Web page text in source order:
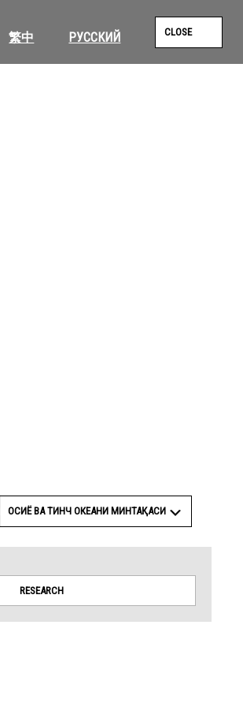
繁中 РУССКИЙ CLOSE
ОСИЁ ВА ТИНЧ ОКЕАНИ МИНТАҚАСИ
RESEARCH